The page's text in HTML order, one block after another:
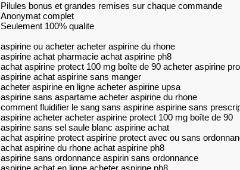
Pilules bonus et grandes remises sur chaque commande
Anonymat complet
Seulement 100% qualite
aspirine ou acheter acheter aspirine du rhone
aspirine achat pharmacie achat aspirine ph8
achat aspirine protect 100 mg boîte de 90 acheter aspirine
aspirine achat aspirine sans manger
acheter aspirine en ligne acheter aspirine upsa
aspirine sans aspartame acheter aspirine du rhone
comment fluidifier le sang sans aspirine aspirine sans
aspirine acheter acheter aspirine protect 100 mg boîte de 90
aspirine sans sel saule blanc aspirine achat
achat aspirine protect aspirine protect avec ou sans
achat aspirine du rhone achat aspirine ph8
aspirine sans ordonnance aspirin sans ordonnance
aspirine achat en ligne acheter aspirine ph8